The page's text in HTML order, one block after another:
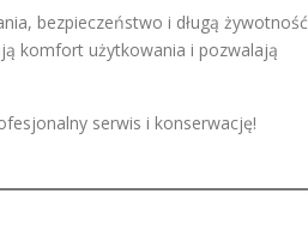
bezpieczeństwo i długą żywotność
komfort użytkowania i pozwalają
serwis i konserwację!